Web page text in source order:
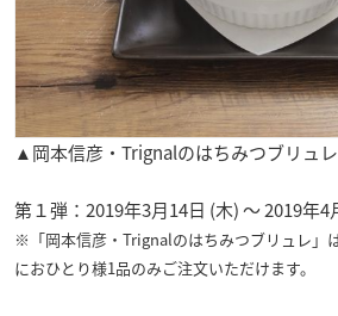
▲岡本信彦・Trignalのはちみつブリュレ
第１弾：2019年3月14日 (木) ～ 2019年4
※「岡本信彦・Trignalのはちみつブリュレ」
におひとり様1品のみご注文いただけます。